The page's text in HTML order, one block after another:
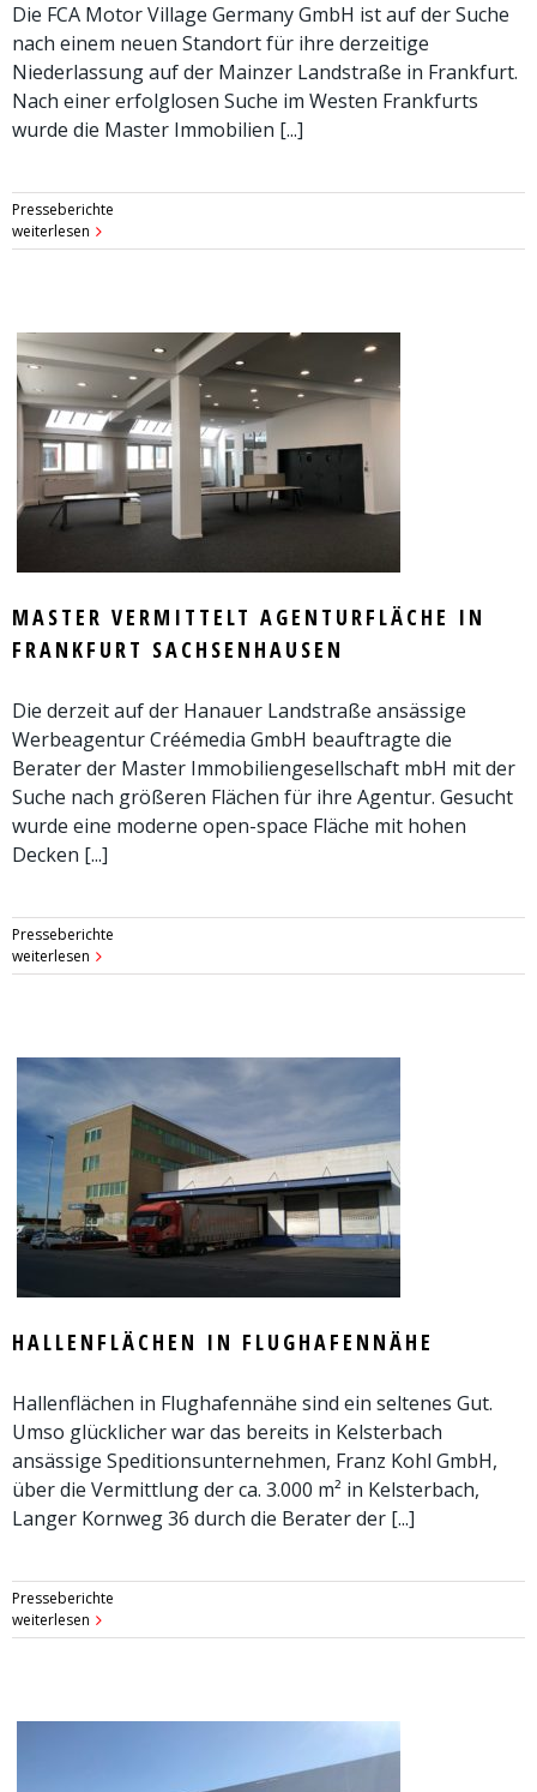
Die FCA Motor Village Germany GmbH ist auf der Suche
nach einem neuen Standort für ihre derzeitige
Niederlassung auf der Mainzer Landstraße in Frankfurt.
Nach einer erfolglosen Suche im Westen Frankfurts
wurde die Master Immobilien [...]
Presseberichte
weiterlesen
MASTER VERMITTELT AGENTURFLÄCHE IN
FRANKFURT SACHSENHAUSEN
Die derzeit auf der Hanauer Landstraße ansässige
Werbeagentur Créémedia GmbH beauftragte die
Berater der Master Immobiliengesellschaft mbH mit der
Suche nach größeren Flächen für ihre Agentur. Gesucht
wurde eine moderne open-space Fläche mit hohen
Decken [...]
Presseberichte
weiterlesen
HALLENFLÄCHEN IN FLUGHAFENNÄHE
Hallenflächen in Flughafennähe sind ein seltenes Gut.
Umso glücklicher war das bereits in Kelsterbach
ansässige Speditionsunternehmen, Franz Kohl GmbH,
über die Vermittlung der ca. 3.000 m² in Kelsterbach,
Langer Kornweg 36 durch die Berater der [...]
Presseberichte
weiterlesen